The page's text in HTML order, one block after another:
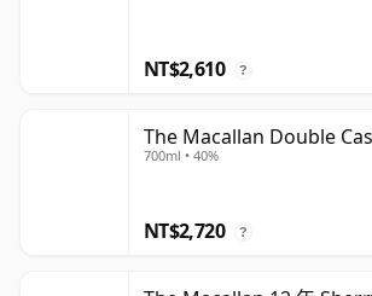
NT$2,610 ?
The Macallan Double
700ml • 40%
NT$2,720 ?